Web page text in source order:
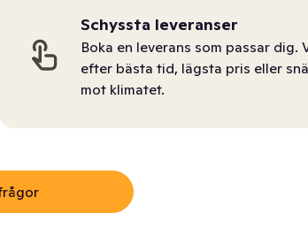
Schyssta leveranser
Boka en leverans som passar dig.
efter bästa tid, lägsta pris eller
mot klimatet.